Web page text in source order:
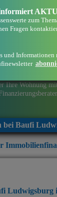
Ihre Wohnung
bei Baufi
zum
Fragen
Informationen
Ludwigsburg